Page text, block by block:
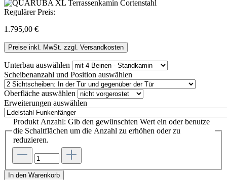
Regulärer Preis:
1.795,00 €
Preise inkl. MwSt. zzgl. Versandkosten
Unterbau auswählen
Scheibenanzahl und Position auswählen
Oberfläche auswählen
Erweiterungen auswählen
Produkt Anzahl: Gib den gewünschten Wert ein oder benutze
die Schaltflächen um die Anzahl zu erhöhen oder zu
reduzieren.
In den Warenkorb